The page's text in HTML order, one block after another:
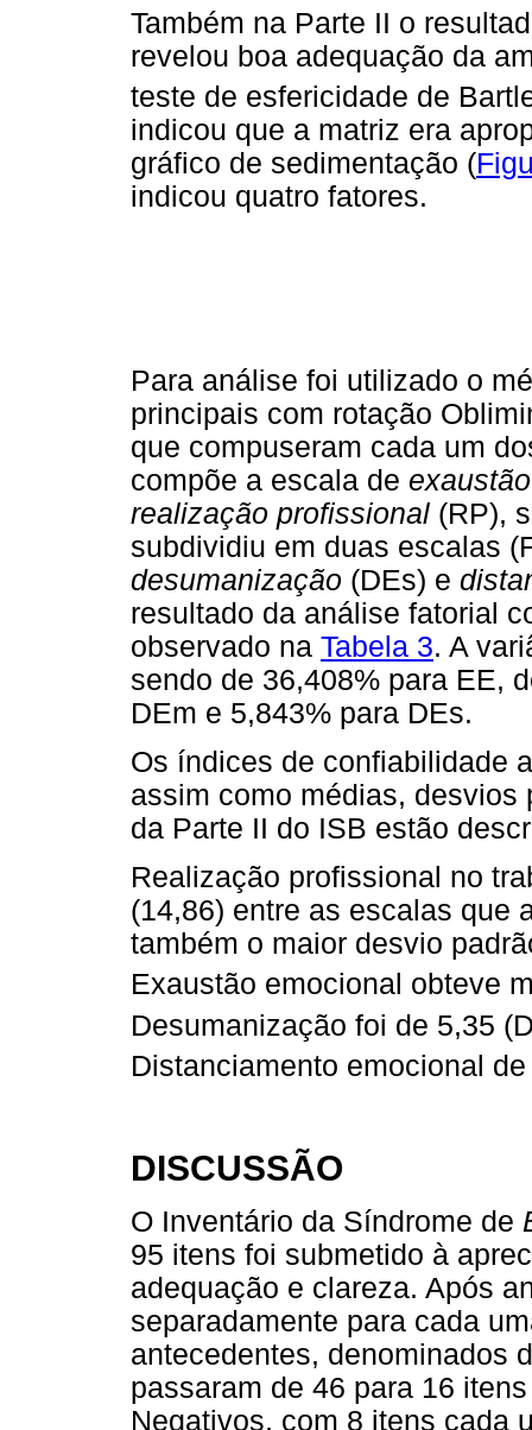
Também na Parte II o
revelou boa adequação da
teste de esfericidade de
indicou que a matriz era
gráfico de sedimentação (
indicou quatro fatores.
Para análise foi utilizado o
principais com rotação
que compuseram cada um
compõe a escala de
realização profissional (RP),
subdividiu em duas escalas
desumanização (DEs) e
resultado da análise fatorial
observado na Tabela 3. A
sendo de 36,408% para EE,
DEm e 5,843% para DEs.
Os índices de confiabilidade
assim como médias,
da Parte II do ISB estão
Realização profissional no
(14,86) entre as escalas que
também o maior desvio
Exaustão emocional obteve
Desumanização foi de 5,35
Distanciamento emocional
DISCUSSÃO
O Inventário da Síndrome de
95 itens foi submetido à
adequação e clareza. Após
separadamente para cada
antecedentes, denominados
passaram de 46 para 16
Negativos, com 8 itens cada